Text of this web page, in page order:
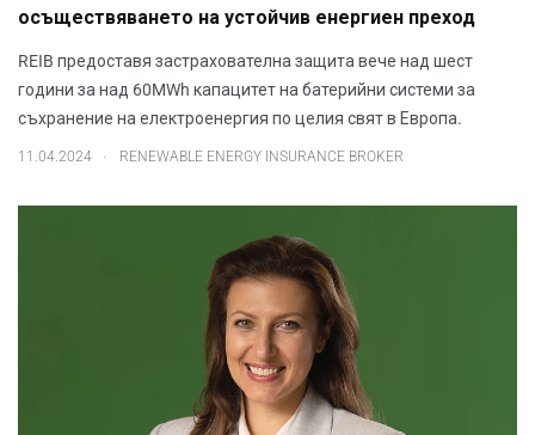
осъществяването на устойчив енергиен преход
REIB предоставя застрахователна защита вече над шест
години за над 60MWh капацитет на батерийни системи за
съхранение на електроенергия по целия свят в Европа.
11.04.2024 RENEWABLE ENERGY INSURANCE BROKER